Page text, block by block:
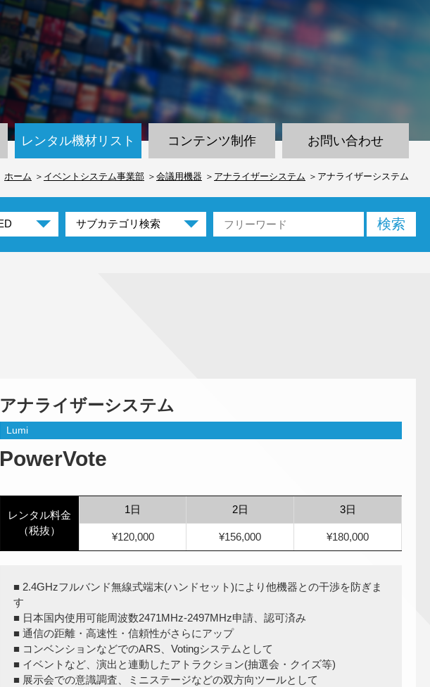
レンタル機材リスト コンテンツ制作 お問い合わせ
ホーム イベントシステム事業部 会議用機器 アナライザーシステム アナライザーシステム
アナライザーシステム
Lumi
PowerVote
レンタル料金
（税抜）
1日 2日 3日
¥120,000 ¥156,000 ¥180,000
■ 2.4GHzフルバンド無線式端末(ハンドセット)により他機器との干渉を防ぎま
す
■ 日本国内使用可能周波数2471MHz-2497MHz申請、認可済み
■ 通信の距離・高速性・信頼性がさらにアップ
■ コンベンションなどでのARS、Votingシステムとして
■ イベントなど、演出と連動したアトラクション(抽選会・クイズ等)
■ 展示会での意識調査、ミニステージなどの双方向ツールとして